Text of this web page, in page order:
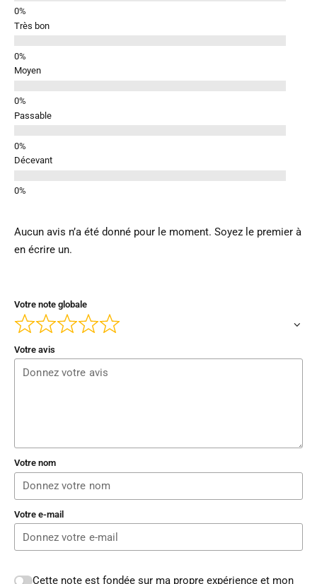
Très bon
Moyen
Passable
Décevant
Aucun avis n’a été donné pour le moment. Soyez le premier à
en écrire un.
Votre note globale
Votre avis
Votre nom
Votre e-mail
Cette note est fondée sur ma propre expérience et mon